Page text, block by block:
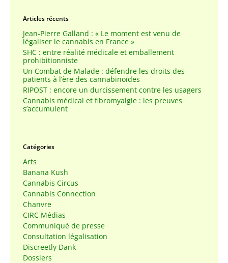
Articles récents
Jean-Pierre Galland : « Le moment est venu de
légaliser le cannabis en France »
SHC : entre réalité médicale et emballement
prohibitionniste
Un Combat de Malade : défendre les droits des
patients à l’ère des cannabinoïdes
RIPOST : encore un durcissement contre les usagers
Cannabis médical et fibromyalgie : les preuves
s’accumulent
Catégories
Arts
Banana Kush
Cannabis Circus
Cannabis Connection
Chanvre
CIRC Médias
Communiqué de presse
Consultation légalisation
Discreetly Dank
Dossiers